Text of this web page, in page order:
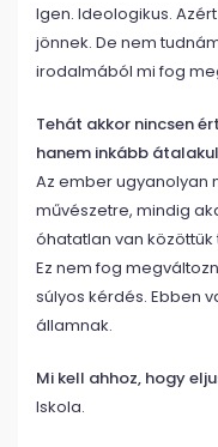
Igen. Ideologikus.
jönnek. De nem
irodalmából mi fog
Tehát akkor nincsen
hanem inkább
Az ember ugyanolyan
művészetre, mindig
óhatatlan van
Ez nem fog
súlyos kérdés. Ebben
államnak.
Mi kell ahhoz, hogy
Iskola.